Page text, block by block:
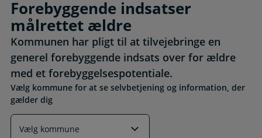
Forebyggende indsatser
målrettet ældre
Kommunen har pligt til at tilvejebringe en
generel forebyggende indsats over for ældre
med et forebyggelsespotentiale.
Vælg kommune for at se selvbetjening og information, der
gælder dig